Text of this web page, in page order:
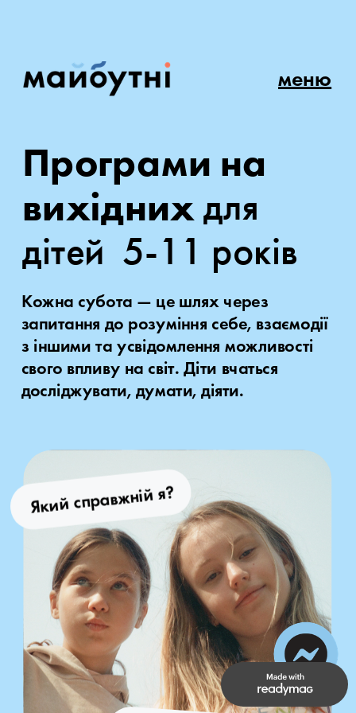
Який справжній я?
меню
Програми на
вихідних для
дітей  5-11 років
Кожна субота — це шлях через
запитання до розуміння себе, взаємодії
з іншими та усвідомлення можливості
свого впливу на світ. Діти вчаться
досліджувати, думати, діяти.